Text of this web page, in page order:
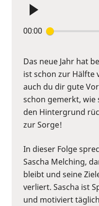
00:00
Das neue Jahr hat
ist schon zur Hälfte
auch du dir gute
schon gemerkt, wie
den Hintergrund
zur Sorge!
In dieser Folge
Sascha Melching,
bleibt und seine
verliert. Sascha ist
und motiviert